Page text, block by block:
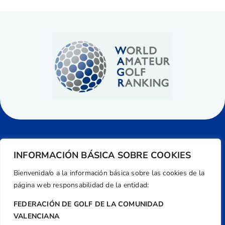
INFORMACIÓN BÁSICA SOBRE COOKIES
Bienvenida/o a la información básica sobre las cookies de la
página web responsabilidad de la entidad:
FEDERACIÓN DE GOLF DE LA COMUNIDAD
VALENCIANA